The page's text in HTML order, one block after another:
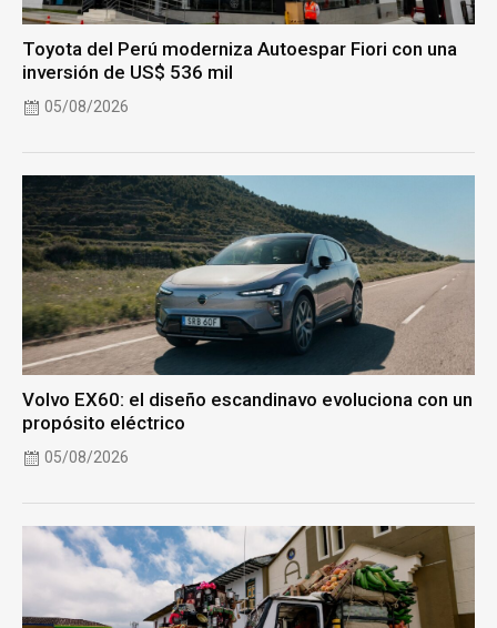
Toyota del Perú moderniza Autoespar Fiori con una
inversión de US$ 536 mil
05/08/2026
Volvo EX60: el diseño escandinavo evoluciona con un
propósito eléctrico
05/08/2026